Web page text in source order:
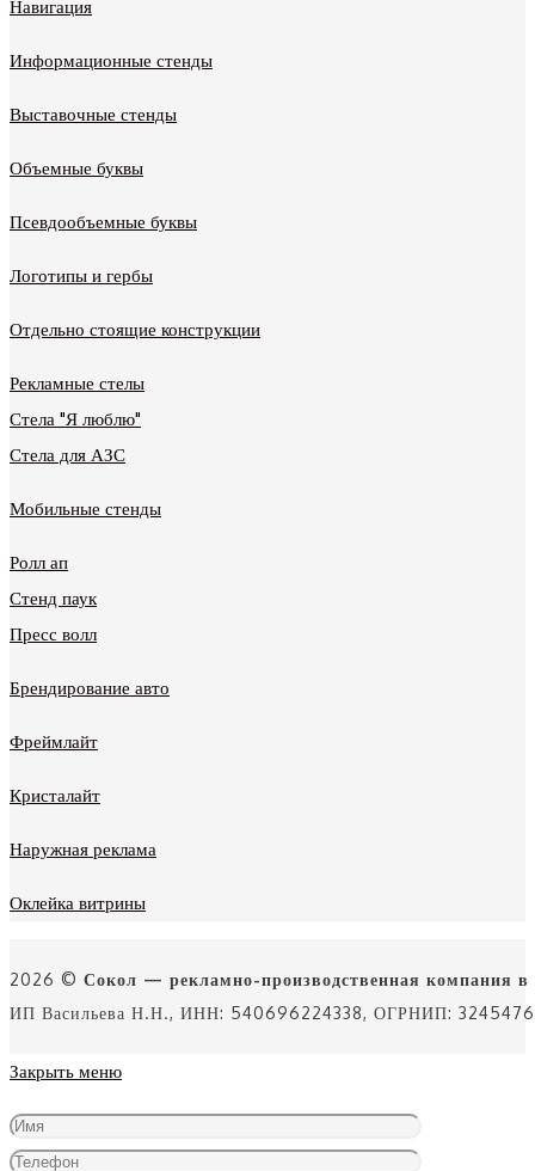
Навигация
Информационные стенды
Выставочные стенды
Объемные буквы
Псевдообъемные буквы
Логотипы и гербы
Отдельно стоящие конструкции
Рекламные стелы
Стела "Я люблю"
Стела для АЗС
Мобильные стенды
Ролл ап
Стенд паук
Пресс волл
Брендирование авто
Фреймлайт
Кристалайт
Наружная реклама
Оклейка витрины
2026 © Сокол — рекламно-производственная компания в
ИП Васильева Н.Н., ИНН: 540696224338, ОГРНИП:
Закрыть меню